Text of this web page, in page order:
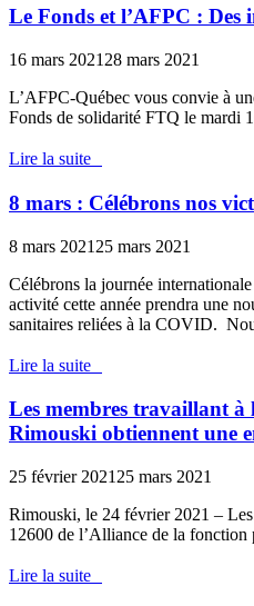
Le Fonds et l’AFPC : Des
16 mars 2021 28 mars 2021
L’AFPC-Québec vous convie à
Fonds de solidarité FTQ le mardi
Lire la suite
8 mars : Célébrons nos
8 mars 2021 25 mars 2021
Célébrons la journée
activité cette année prendra une
sanitaires reliées à la COVID.
Lire la suite
Les membres travaillant à
Rimouski obtiennent une
25 février 2021 25 mars 2021
Rimouski, le 24 février 2021 –
12600 de l’Alliance de la
Lire la suite